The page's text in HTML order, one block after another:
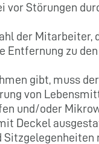
Störungen
der Mitarbeiter,
Entfernung zu
gibt, muss
von
und/oder
Deckel